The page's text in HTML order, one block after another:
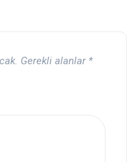
Gerekli alanlar *